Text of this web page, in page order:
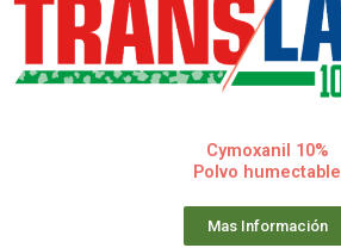
Cymoxanil 10%
Polvo humectable
Mas Información